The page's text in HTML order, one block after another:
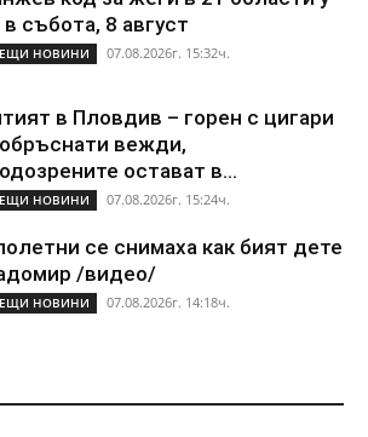
в събота, 8 август
НОВИНИ 07.08.2026г. 15:32ч.
в Пловдив – горен с цигари
вежди,
остават в...
НОВИНИ 07.08.2026г. 15:24ч.
се снимаха как бият дете
/видео/
НОВИНИ 07.08.2026г. 14:18ч.